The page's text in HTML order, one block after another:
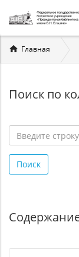
Вы
здесь
Главная
Поиск по
строку
для
Поиск